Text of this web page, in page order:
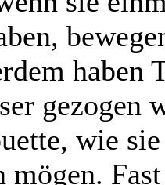
haben
gezogen
wie
mögen.